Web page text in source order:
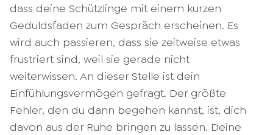
dass deine Schützlinge mit einem kurzen
Geduldsfaden zum Gespräch erscheinen. Es
wird auch passieren, dass sie zeitweise etwas
frustriert sind, weil sie gerade nicht
weiterwissen. An dieser Stelle ist dein
Einfühlungsvermögen gefragt. Der größte
Fehler, den du dann begehen kannst, ist, dich
davon aus der Ruhe bringen zu lassen. Deine